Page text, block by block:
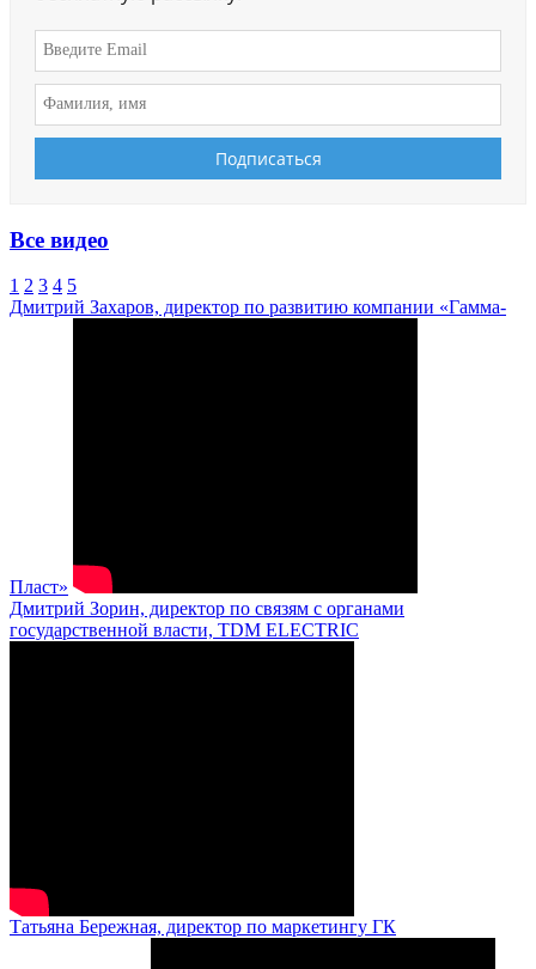
Все видео
1 2 3 4 5
Дмитрий Захаров, директор по развитию компании «Гамма-
Пласт»
Дмитрий Зорин, директор по связям с органами
государственной власти, TDM ELECTRIC
Татьяна Бережная, директор по маркетингу ГК